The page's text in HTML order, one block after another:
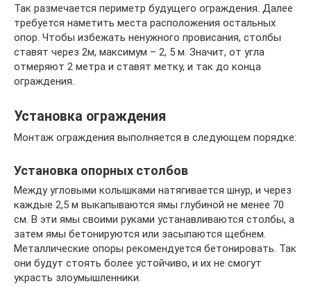
Так размечается периметр будущего ограждения. Далее
требуется наметить места расположения остальных
опор. Чтобы избежать ненужного провисания, столбы
ставят через 2м, максимум – 2, 5 м. Значит, от угла
отмеряют 2 метра и ставят метку, и так до конца
ограждения.
Установка ограждения
Монтаж ограждения выполняется в следующем порядке:
Установка опорных столбов
Между угловыми колышками натягивается шнур, и через
каждые 2,5 м выкапываются ямы глубиной не менее 70
см. В эти ямы своими руками устанавливаются столбы, а
затем ямы бетонируются или засыпаются щебнем.
Металлические опоры рекомендуется бетонировать. Так
они будут стоять более устойчиво, и их не смогут
украсть злоумышленники.